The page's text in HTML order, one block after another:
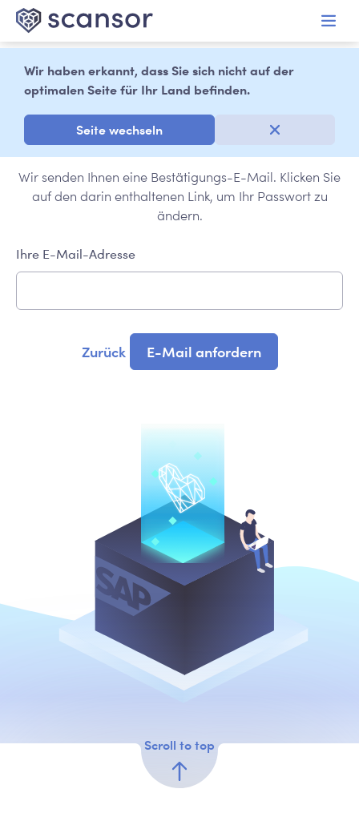
springen
Wir haben erkannt, dass Sie sich nicht auf der
optimalen Seite für Ihr Land befinden.
Seite wechseln
Passwort-
Wiederherstellung
Wir senden Ihnen eine Bestätigungs-E-Mail. Klicken Sie
auf den darin enthaltenen Link, um Ihr Passwort zu
ändern.
Ihre E-Mail-Adresse
Zurück E-Mail anfordern
Scroll to top